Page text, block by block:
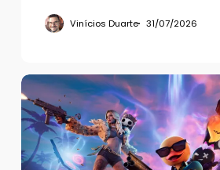
Vinícios Duarte 31/07/2026
Por
que
tantos
jogadores
compram